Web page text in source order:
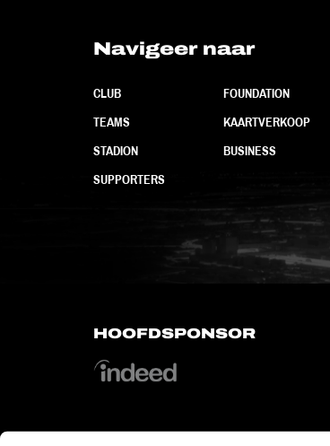
Navigeer naar
CLUB
TEAMS
STADION
SUPPORTERS
FOUNDATION
KAARTVERKOOP
BUSINESS
HOOFDSPONSOR